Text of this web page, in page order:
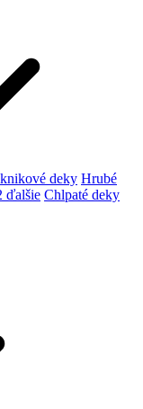
deky Hrubé
ďalšie Chlpaté deky